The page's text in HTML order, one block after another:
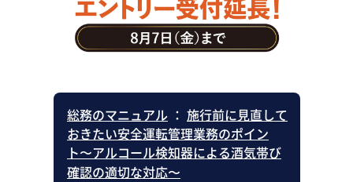
総務のマニュアル ： 施行前に見直して
おきたい安全運転管理業務のポイン
ト〜アルコール検知器による酒気帯び
確認の適切な対応〜